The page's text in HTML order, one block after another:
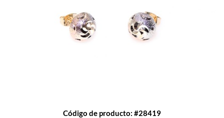
Código de producto: #28419